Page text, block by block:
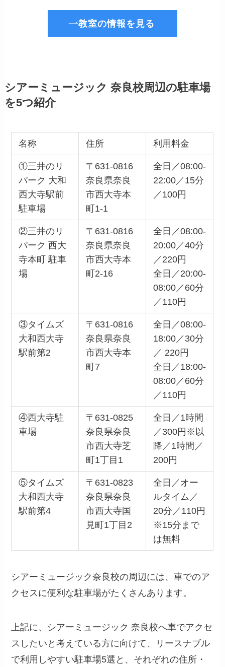
教室の情報を見る
シアーミュージック 奈良校周辺の駐車場
を5つ紹介
名称 住所 利用料金
①三井のリ
パーク 大和
西大寺駅前
駐車場
〒631-0816
奈良県奈良
市西大寺本
町1-1
全日／08:00-
22:00／15分
／100円
②三井のリ
パーク 西大
寺本町 駐車
場
〒631-0816
奈良県奈良
市西大寺本
町2-16
全日／08:00-
20:00／40分
／220円
全日／20:00-
08:00／60分
／110円
③タイムズ
大和西大寺
駅前第2
〒631-0816
奈良県奈良
市西大寺本
町7
全日／08:00-
18:00／30分
／ 220円
全日／18:00-
08:00／60分
／110円
④西大寺駐
車場
〒631-0825
奈良県奈良
市西大寺芝
町1丁目1
全日／1時間
／300円※以
降／1時間／
200円
⑤タイムズ
大和西大寺
駅前第4
〒631-0823
奈良県奈良
市西大寺国
見町1丁目2
全日／オー
ルタイム／
20分／110円
※15分まで
は無料
シアーミュージック奈良校の周辺には、車でのア
クセスに便利な駐車場がたくさんあります。
上記に、シアーミュージック 奈良校へ車でアクセ
スしたいと考えている方に向けて、リースナブル
で利用しやすい駐車場5選と、それぞれの住所・